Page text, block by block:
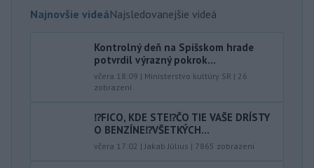
Najnovšie videáNajsledovanejšie videá
Kontrolný deň na Spišskom hrade
potvrdil výrazný pokrok...
včera 18:09 | Ministerstvo kultúry SR | 26
zobrazení
⁉️FICO, KDE STE⁉️ČO TIE VAŠE DRÍSTY
O BENZÍNE⁉️VŠETKÝCH...
včera 17:02 | Jakab Július | 7865 zobrazení